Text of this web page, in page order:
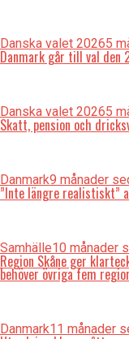
Danska valet 20265
Danmark går till val den
Danska valet 20265
Skatt, pension och
Danmark9 månader
”Inte längre realistiskt”
Samhälle10 månader
Region Skåne ger
behöver övriga fem
Danmark11 månader